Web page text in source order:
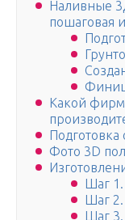
Наливные
пошаговая
Какой
Подготовка
Фото 3D
Шаг
Шаг
Шаг 3.